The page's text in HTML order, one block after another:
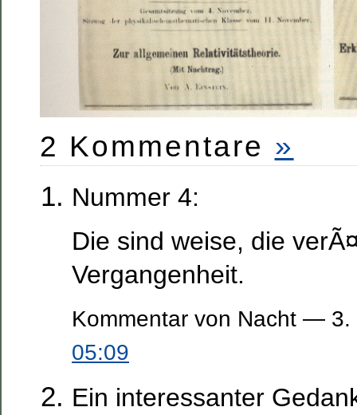
2 Kommentare »
Nummer 4:
Die sind weise, die
Vergangenheit.
Kommentar von Nacht — 3.
05:09
Ein interessanter